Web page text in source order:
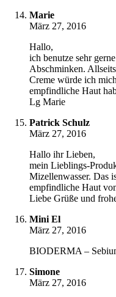
Marie
März 27, 2016
Hallo,
ich benutze sehr
Abschminken.
Creme würde ich
empfindliche Haut
Lg Marie
Patrick Schulz
März 27, 2016
Hallo ihr Lieben,
mein Lieblings-
Mizellenwasser. Das
empfindliche Haut
Liebe Grüße und
Mini El
März 27, 2016
BIODERMA –
Simone
März 27, 2016